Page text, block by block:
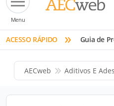
Menu
ACESSO RÁPIDO » Guia de
AECweb Aditivos E